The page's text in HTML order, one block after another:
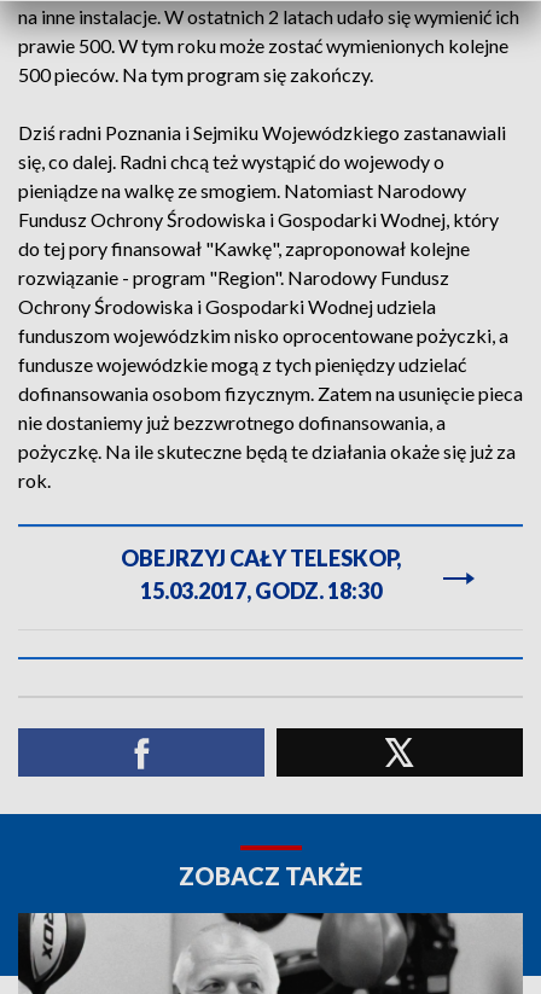
na inne instalacje. W ostatnich 2 latach udało się wymienić ich
prawie 500. W tym roku może zostać wymienionych kolejne
500 pieców. Na tym program się zakończy.
Dziś radni Poznania i Sejmiku Wojewódzkiego zastanawiali
się, co dalej. Radni chcą też wystąpić do wojewody o
pieniądze na walkę ze smogiem. Natomiast Narodowy
Fundusz Ochrony Środowiska i Gospodarki Wodnej, który
do tej pory finansował "Kawkę", zaproponował kolejne
rozwiązanie - program "Region". Narodowy Fundusz
Ochrony Środowiska i Gospodarki Wodnej udziela
funduszom wojewódzkim nisko oprocentowane pożyczki, a
fundusze wojewódzkie mogą z tych pieniędzy udzielać
dofinansowania osobom fizycznym. Zatem na usunięcie pieca
nie dostaniemy już bezzwrotnego dofinansowania, a
pożyczkę. Na ile skuteczne będą te działania okaże się już za
rok.
OBEJRZYJ CAŁY TELESKOP,
15.03.2017, GODZ. 18:30
ZOBACZ TAKŻE